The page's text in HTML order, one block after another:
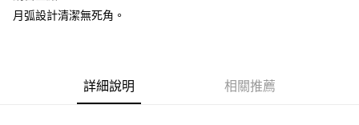
月弧設計清潔無死角。
詳細說明 相關推薦